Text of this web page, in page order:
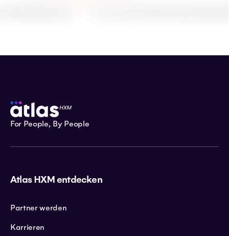
For People, By People
Atlas HXM entdecken
Partner werden
Karrieren